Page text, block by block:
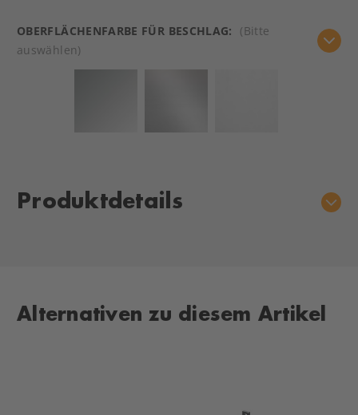
OBERFLÄCHENFARBE FÜR BESCHLAG:
(Bitte
auswählen)
Lagerbestand:
Produktdetails
Alternativen zu diesem Artikel